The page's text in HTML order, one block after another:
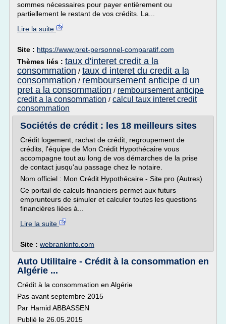
sommes nécessaires pour payer entièrement ou
partiellement le restant de vos crédits. La...
Lire la suite
Site : https://www.pret-personnel-comparatif.com
Thèmes liés : taux d'interet credit a la
consommation / taux d interet du credit a la
consommation / remboursement anticipe d un
pret a la consommation / remboursement anticipe
credit a la consommation / calcul taux interet credit
consommation
Sociétés de crédit : les 18 meilleurs sites
Crédit logement, rachat de crédit, regroupement de
crédits, l'équipe de Mon Crédit Hypothécaire vous
accompagne tout au long de vos démarches de la prise
de contact jusqu'au passage chez le notaire.
Nom officiel : Mon Crédit Hypothécaire - Site pro (Autres)
Ce portail de calculs financiers permet aux futurs
emprunteurs de simuler et calculer toutes les questions
financières liées à...
Lire la suite
Site : webrankinfo.com
Auto Utilitaire - Crédit à la consommation en
Algérie ...
Crédit à la consommation en Algérie
Pas avant septembre 2015
Par Hamid ABBASSEN
Publié le 26.05.2015